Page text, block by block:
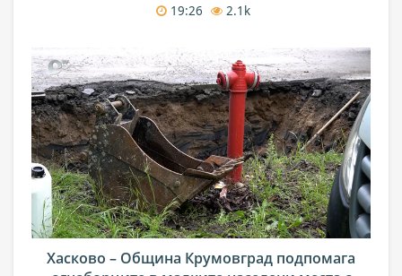
19:26
2.1k
Хасково – Община Крумовград подпомага